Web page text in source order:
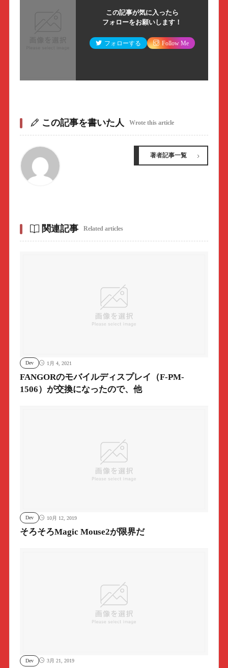
この記事が気に入ったら
フォローをお願いします！
フォローする Follow Me
この記事を書いた人 Wrote this article
著者記事一覧
関連記事 Related articles
Dev 1月 4, 2021
FANGORのモバイルディスプレイ（F-PM-
1506）が交換になったので、他
Dev 10月 12, 2019
そろそろMagic Mouse2が限界だ
Dev 3月 21, 2019